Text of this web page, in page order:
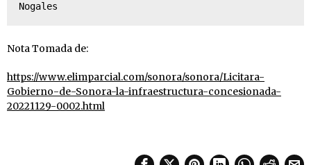
Nogales
Nota Tomada de:
https://www.elimparcial.com/sonora/sonora/Licitara-
Gobierno-de-Sonora-la-infraestructura-concesionada-
20221129-0002.html